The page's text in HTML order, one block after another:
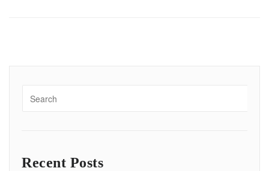
Recent Posts